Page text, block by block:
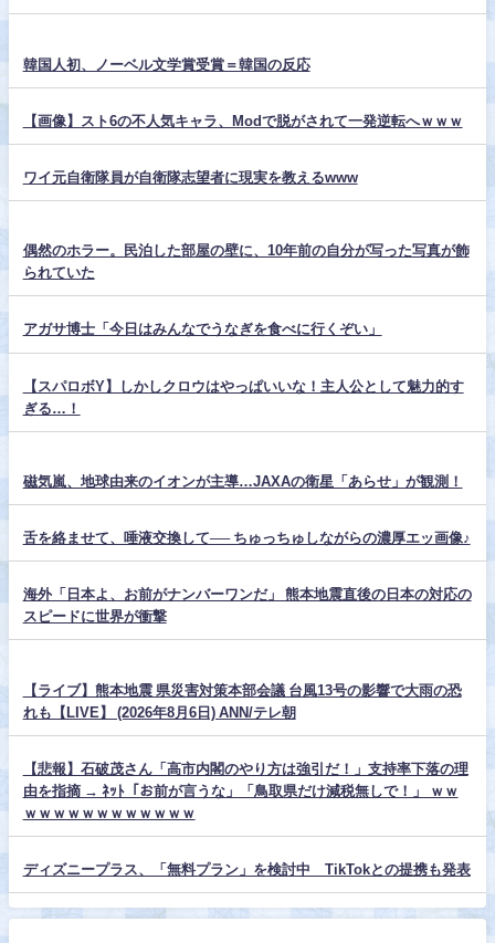
韓国人初、ノーベル文学賞受賞＝韓国の反応
【画像】スト6の不人気キャラ、Modで脱がされて一発逆転へｗｗｗ
ワイ元自衛隊員が自衛隊志望者に現実を教えるwww
偶然のホラー。民泊した部屋の壁に、10年前の自分が写った写真が飾
られていた
アガサ博士「今日はみんなでうなぎを食べに行くぞい」
【スパロボY】しかしクロウはやっぱいいな！主人公として魅力的す
ぎる…！
磁気嵐、地球由来のイオンが主導…JAXAの衛星「あらせ」が観測！
舌を絡ませて、唾液交換して── ちゅっちゅしながらの濃厚エッ画像♪
海外「日本よ、お前がナンバーワンだ」 熊本地震直後の日本の対応の
スピードに世界が衝撃
【ライブ】熊本地震 県災害対策本部会議 台風13号の影響で大雨の恐
れも【LIVE】 (2026年8月6日) ANN/テレ朝
【悲報】石破茂さん「高市内閣のやり方は強引だ！」支持率下落の理
由を指摘 → ﾈｯﾄ「お前が言うな」「鳥取県だけ減税無しで！」 ｗｗ
ｗｗｗｗｗｗｗｗｗｗｗｗ
ディズニープラス、「無料プラン」を検討中 TikTokとの提携も発表